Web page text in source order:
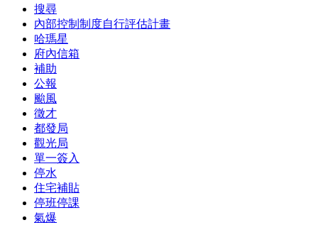
搜尋
內部控制制度自行評估計畫
哈瑪星
府內信箱
補助
公報
颱風
徵才
都發局
觀光局
單一簽入
停水
住宅補貼
停班停課
氣爆